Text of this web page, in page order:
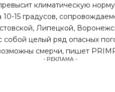
климатическую
15 градусов,
Липецкой,
собой целый ряд опасных
смерчи, пишет
- РЕКЛАМА -